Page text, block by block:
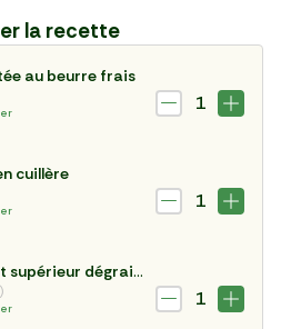
la recette
au beurre frais
1
cuillère
1
Le Jambon cuit supérieur dégraissé sans couenne
1